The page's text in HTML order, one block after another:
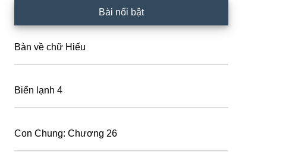
Sidebar
Bài nổi bật
Bàn về chữ Hiếu
Biển lạnh 4
Con Chung: Chương 26